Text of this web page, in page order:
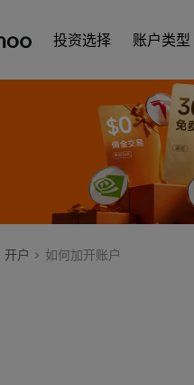
投资选择 账户类型
开户 如何加开账户